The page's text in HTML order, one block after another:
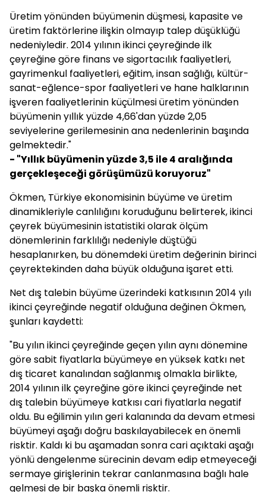
Üretim yönünden büyümenin düşmesi, kapasite ve
üretim faktörlerine ilişkin olmayıp talep düşüklüğü
nedeniyledir. 2014 yılının ikinci çeyreğinde ilk
çeyreğine göre finans ve sigortacılık faaliyetleri,
gayrimenkul faaliyetleri, eğitim, insan sağlığı, kültür-
sanat-eğlence-spor faaliyetleri ve hane halklarının
işveren faaliyetlerinin küçülmesi üretim yönünden
büyümenin yıllık yüzde 4,66'dan yüzde 2,05
seviyelerine gerilemesinin ana nedenlerinin başında
gelmektedir."
- "Yıllık büyümenin yüzde 3,5 ile 4 aralığında
gerçekleşeceği görüşümüzü koruyoruz"
Ökmen, Türkiye ekonomisinin büyüme ve üretim
dinamikleriyle canlılığını koruduğunu belirterek, ikinci
çeyrek büyümesinin istatistiki olarak ölçüm
dönemlerinin farklılığı nedeniyle düştüğü
hesaplanırken, bu dönemdeki üretim değerinin birinci
çeyrektekinden daha büyük olduğuna işaret etti.
Net dış talebin büyüme üzerindeki katkısının 2014 yılı
ikinci çeyreğinde negatif olduğuna değinen Ökmen,
şunları kaydetti:
"Bu yılın ikinci çeyreğinde geçen yılın aynı dönemine
göre sabit fiyatlarla büyümeye en yüksek katkı net
dış ticaret kanalından sağlanmış olmakla birlikte,
2014 yılının ilk çeyreğine göre ikinci çeyreğinde net
dış talebin büyümeye katkısı cari fiyatlarla negatif
oldu. Bu eğilimin yılın geri kalanında da devam etmesi
büyümeyi aşağı doğru baskılayabilecek en önemli
risktir. Kaldı ki bu aşamadan sonra cari açıktaki aşağı
yönlü dengelenme sürecinin devam edip etmeyeceği
sermaye girişlerinin tekrar canlanmasına bağlı hale
gelmesi de bir başka önemli risktir.